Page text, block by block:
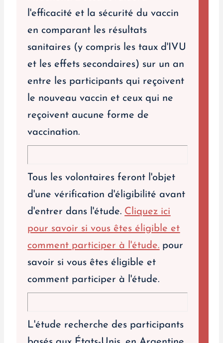
l'efficacité et la sécurité du vaccin
en comparant les résultats
sanitaires (y compris les taux d'IVU
et les effets secondaires) sur un an
entre les participants qui reçoivent
le nouveau vaccin et ceux qui ne
reçoivent aucune forme de
vaccination.
Tous les volontaires feront l'objet
d'une vérification d'éligibilité avant
d'entrer dans l'étude. Cliquez ici
pour savoir si vous êtes éligible et
comment participer à l'étude. pour
savoir si vous êtes éligible et
comment participer à l'étude.
L'étude recherche des participants